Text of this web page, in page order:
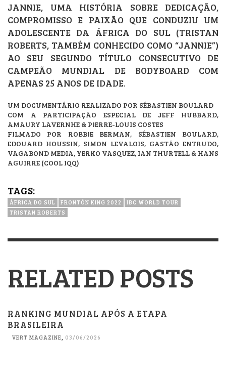
JANNIE, UMA HISTÓRIA SOBRE DEDICAÇÃO,
COMPROMISSO E PAIXÃO QUE CONDUZIU UM
ADOLESCENTE DA ÁFRICA DO SUL (TRISTAN
ROBERTS, TAMBÉM CONHECIDO COMO “JANNIE”)
AO SEU SEGUNDO TÍTULO CONSECUTIVO DE
CAMPEÃO MUNDIAL DE BODYBOARD COM
APENAS 25 ANOS DE IDADE.
UM DOCUMENTÁRIO REALIZADO POR SÉBASTIEN BOULARD
COM A PARTICIPAÇÃO ESPECIAL DE JEFF HUBBARD,
AMAURY LAVERNHE & PIERRE-LOUIS COSTES
FILMADO POR ROBBIE BERMAN, SÉBASTIEN BOULARD,
EDOUARD HOUSSIN, SIMON LEVALOIS, GASTÃO ENTRUDO,
VAGABOND MEDIA, YERKO VASQUEZ, IAN THURTELL & HANS
AGUIRRE (COOL IQQ)
TAGS:
ÁFRICA DO SUL FRONTÓN KING 2022
IBC WORLD TOUR
TRISTAN ROBERTS
RELATED POSTS
RANKING MUNDIAL APÓS A ETAPA
BRASILEIRA
VERT MAGAZINE 03/06/2026